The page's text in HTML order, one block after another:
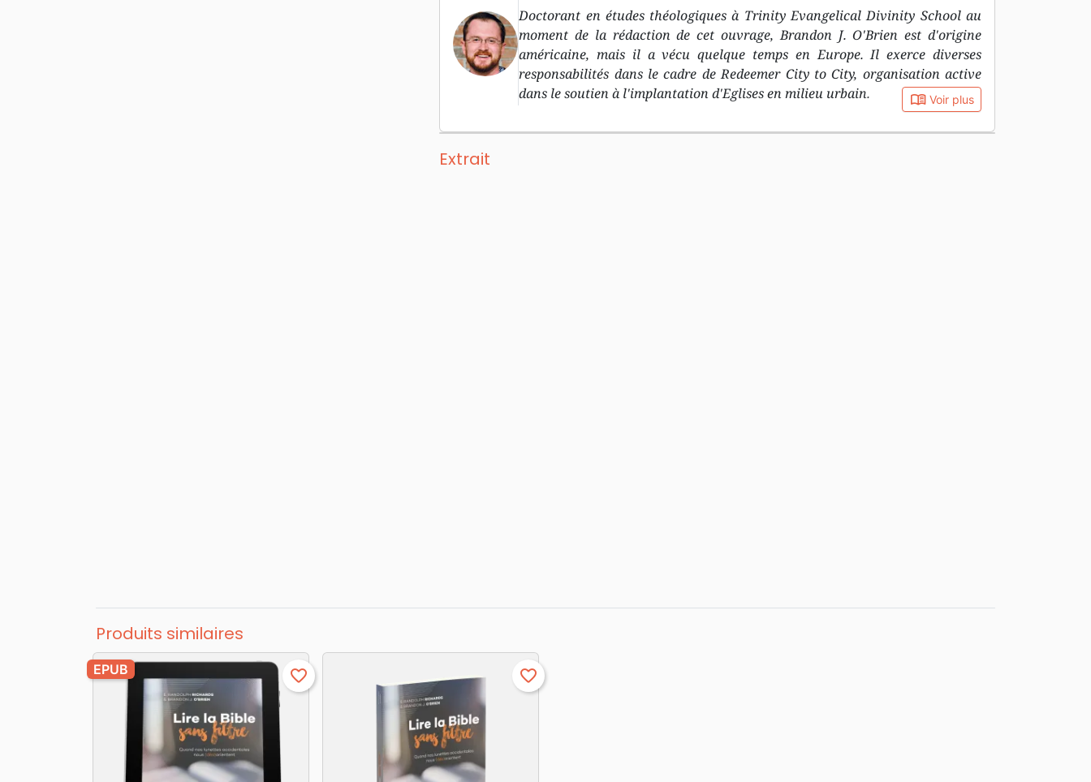
Doctorant en études théologiques à Trinity Evangelical Divinity School au
moment de la rédaction de cet ouvrage, Brandon J. O'Brien est d'origine
américaine, mais il a vécu quelque temps en Europe. Il exerce diverses
responsabilités dans le cadre de Redeemer City to City, organisation active
dans le soutien à l'implantation d'Eglises en milieu urbain.
book_open Voir plus
Extrait
Produits similaires
EPUB favorite_border favorite_border